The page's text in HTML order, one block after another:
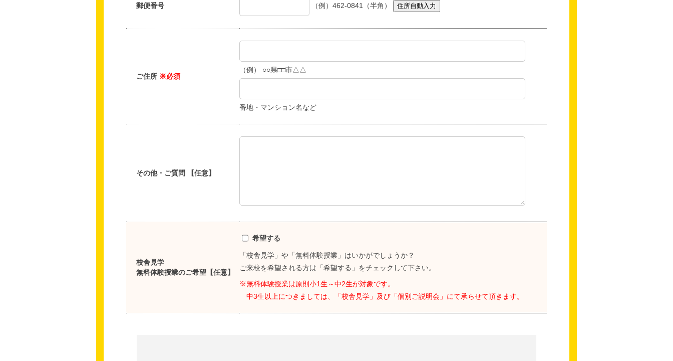
郵便番号 （例）462-0841（半角） 住所自動入力
ご住所 ※必須
（例） ○○県□□市△△
番地・マンション名など
その他・ご質問 【任意】
校舎見学
無料体験授業のご希望【任意】
希望する
「校舎見学」や「無料体験授業」はいかがでしょうか？
ご来校を希望される方は「希望する」をチェックして下さい。
※無料体験授業は原則小1生～中2生が対象です。
中3生以上につきましては、「校舎見学」及び「個別ご説明会」にて承らせて頂きます。